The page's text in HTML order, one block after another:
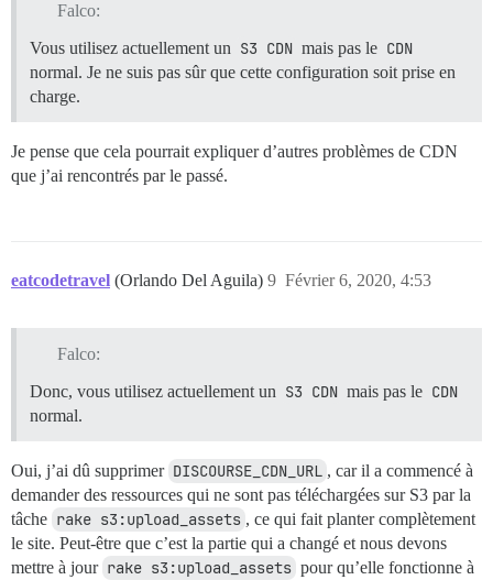
Falco:
Vous utilisez actuellement un S3 CDN mais pas le CDN
normal. Je ne suis pas sûr que cette configuration soit prise en
charge.
Je pense que cela pourrait expliquer d’autres problèmes de CDN
que j’ai rencontrés par le passé.
eatcodetravel (Orlando Del Aguila) Février 6, 2020, 4:53
9
Falco:
Donc, vous utilisez actuellement un S3 CDN mais pas le CDN
normal.
Oui, j’ai dû supprimer DISCOURSE_CDN_URL , car il a commencé à
demander des ressources qui ne sont pas téléchargées sur S3 par la
tâche rake s3:upload_assets , ce qui fait planter complètement
le site. Peut-être que c’est la partie qui a changé et nous devons
mettre à jour rake s3:upload_assets pour qu’elle fonctionne à